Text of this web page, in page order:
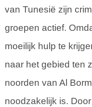
van Tunesië zijn
groepen actief.
moeilijk hulp te
naar het gebied ten
noorden van Al
noodzakelijk is.